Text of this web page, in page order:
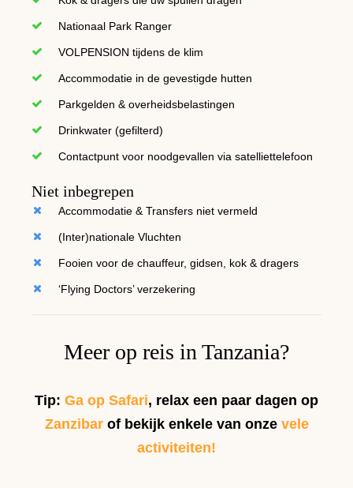
Nationaal Park Ranger
VOLPENSION tijdens de klim
Accommodatie in de gevestigde hutten
Parkgelden & overheidsbelastingen
Drinkwater (gefilterd)
Contactpunt voor noodgevallen via satelliettelefoon
Niet inbegrepen
Accommodatie & Transfers niet vermeld
(Inter)nationale Vluchten
Fooien voor de chauffeur, gidsen, kok & dragers
‘Flying Doctors’ verzekering
Meer op reis in Tanzania?
Tip: Ga op Safari, relax een paar dagen op
Zanzibar of bekijk enkele van onze vele
activiteiten!